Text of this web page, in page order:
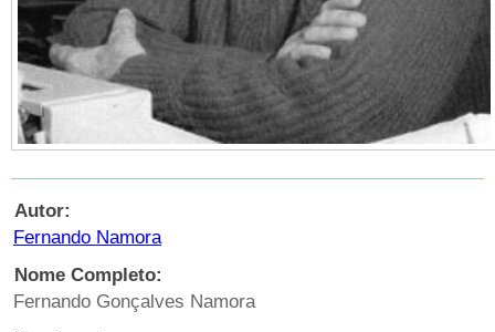
Autor:
Fernando Namora
Nome Completo:
Fernando Gonçalves Namora